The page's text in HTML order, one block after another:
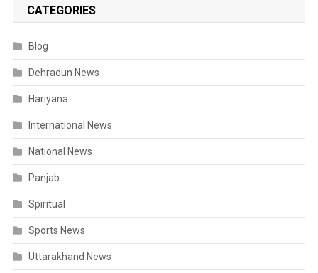
CATEGORIES
Blog
Dehradun News
Hariyana
International News
National News
Panjab
Spiritual
Sports News
Uttarakhand News